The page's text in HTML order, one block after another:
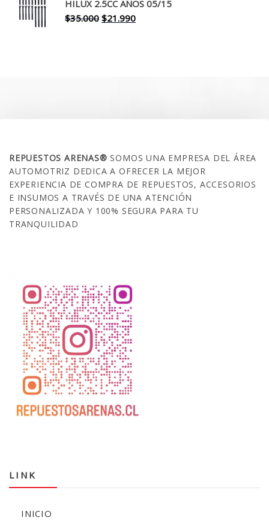
$30.000.$17.990.
HILUX 2.5CC AÑOS 05/15
$35.000 El
$21.990El
REPUESTOS ARENAS®SOMOS UNA EMPRESA DEL ÁREA
AUTOMOTRIZ DEDICA A OFRECER LA MEJOR
EXPERIENCIA DE COMPRA DE REPUESTOS, ACCESORIOS
E INSUMOS A TRAVÉS DE UNA ATENCIÓN
PERSONALIZADA Y 100% SEGURA PARA TU
TRANQUILIDAD
LINK
INICIO